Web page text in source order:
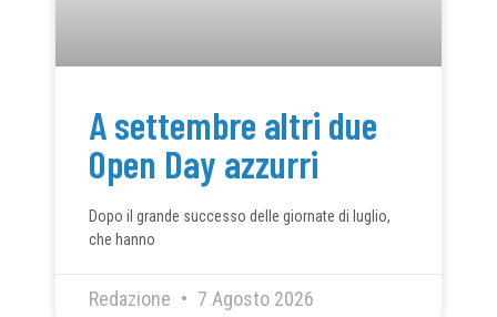
A settembre altri due
Open Day azzurri
Dopo il grande successo delle giornate di luglio,
che hanno
Redazione 7 Agosto 2026